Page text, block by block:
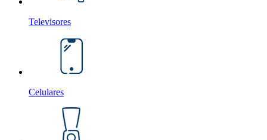
Televisores
Celulares